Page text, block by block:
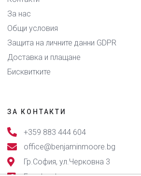
За нас
Общи условия
Защита на личните данни GDPR
Доставка и плащане
Бисквитките
ЗА КОНТАКТИ
+359 883 444 604
office@benjaminmoore.bg
Гр.София, ул.Черковна 3